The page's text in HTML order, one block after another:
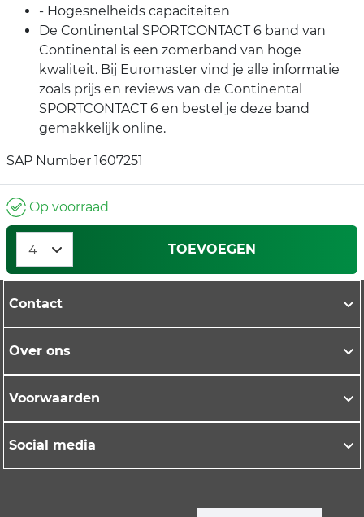
- Hogesnelheids capaciteiten
De Continental SPORTCONTACT 6 band van
Continental is een zomerband van hoge
kwaliteit. Bij Euromaster vind je alle informatie
zoals prijs en reviews van de Continental
SPORTCONTACT 6 en bestel je deze band
gemakkelijk online.
SAP Number 1607251
Op voorraad
TOEVOEGEN
Contact
Over ons
Voorwaarden
Social media